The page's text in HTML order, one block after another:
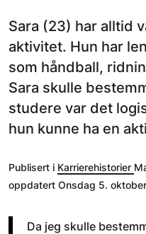
Sara (23) har alltid
aktivitet. Hun har
som håndball,
Sara skulle
studere var det
hun kunne ha en
Publisert i Karrierehistorier
oppdatert Onsdag 5.
Da jeg skulle